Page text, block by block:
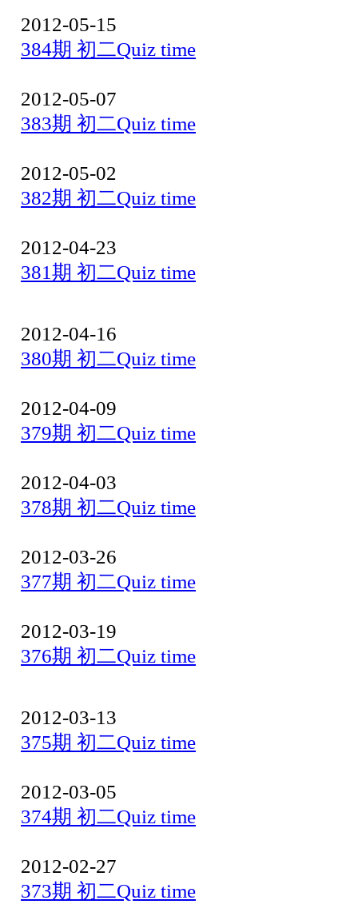
2012-05-15
384期 初二Quiz time
2012-05-07
383期 初二Quiz time
2012-05-02
382期 初二Quiz time
2012-04-23
381期 初二Quiz time
2012-04-16
380期 初二Quiz time
2012-04-09
379期 初二Quiz time
2012-04-03
378期 初二Quiz time
2012-03-26
377期 初二Quiz time
2012-03-19
376期 初二Quiz time
2012-03-13
375期 初二Quiz time
2012-03-05
374期 初二Quiz time
2012-02-27
373期 初二Quiz time